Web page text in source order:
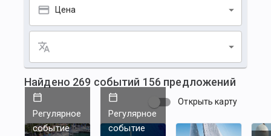
Цена
Найдено 269 событий 156 предложений
Открыть карту
Регулярное
событие
Регулярное
событие